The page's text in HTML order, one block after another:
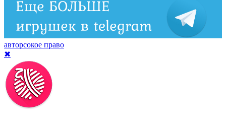
авторсокое право
✖